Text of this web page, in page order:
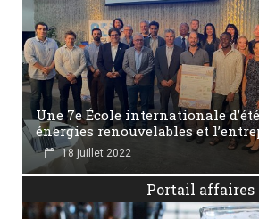
Une 7e École internationale
énergies renouvelables et
18 juillet 2022
Portail affaires